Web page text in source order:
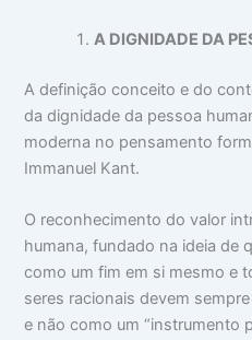
A DIGNIDADE DA
A definição conceito e do
da dignidade da pessoa
moderna no pensamento
Immanuel Kant.
O reconhecimento do valor
humana, fundado na ideia de
como um fim em si mesmo e
seres racionais devem
e não como um “instrumento